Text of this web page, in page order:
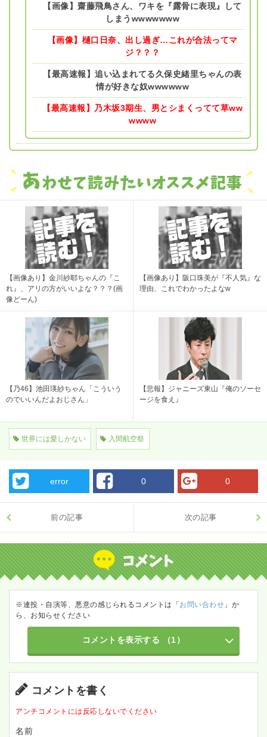
【画像】齋藤飛鳥さん、ワキを『露骨に表現』して
しまうwwwwwww
【画像】樋口日奈、出し過ぎ…これが合法ってマ
ジ？？？
【最高速報】追い込まれてる久保史緒里ちゃんの表
情が好きな奴wwwwww
【最高速報】乃木坂3期生、男とシまくってて草ww
wwww
【画像あり】金川紗耶ちゃんの『こ
れ』、アリの方がいいよな？？？(画
像どーん)
【画像あり】阪口珠美が『不人気』な
理由、これでわかったよなw
【乃46】池田瑛紗ちゃん「こういう
のでいいんだよおじさん」
【悲報】ジャニーズ東山『俺のソーセ
ージを食え』
世界には愛しかない 入間航空祭
error 0 0
前の記事 次の記事
※連投・自演等、悪意の感じられるコメントは「 お問い合わせ 」か
ら、お知らせください
コメントを表示する （1）
コメントを書く
アンチコメントには反応しないでください
名前